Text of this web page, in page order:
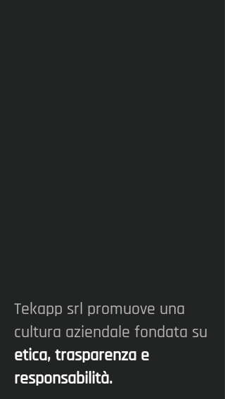
Tekapp srl promuove una
cultura aziendale fondata su
etica, trasparenza e
responsabilità.